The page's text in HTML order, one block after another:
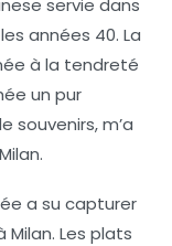
servie dans
années 40. La
à la tendreté
un pur
souvenirs, m’a
a su capturer
Les plats